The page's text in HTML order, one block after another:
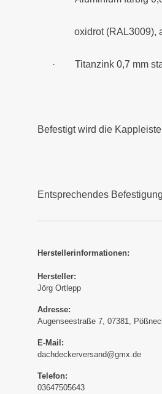
oxidrot (RAL3009),
· Titanzink 0,7 mm
Befestigt wird die
Entsprechendes
Herstellerinformationen:
Hersteller:
Jörg Ortlepp
Adresse:
Augenseestraße 7, 07381,
E-Mail:
dachdeckerversand@gmx.de
Telefon:
03647505643